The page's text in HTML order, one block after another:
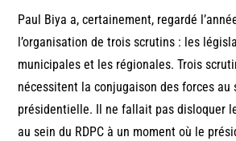
Paul Biya a, certainement, regardé
l’organisation de trois scrutins : les
municipales et les régionales. Trois
nécessitent la conjugaison des forces au
présidentielle. Il ne fallait pas disloquer
au sein du RDPC à un moment où le